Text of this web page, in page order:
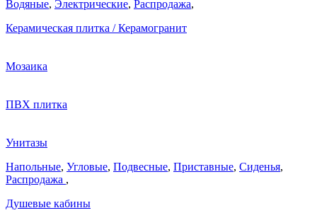
Водяные, Электрические, Распродажа,
Керамическая плитка / Керамогранит
Мозаика
ПВХ плитка
Унитазы
Напольные, Угловые, Подвесные, Приставные, Сиденья,
Распродажа ,
Душевые кабины